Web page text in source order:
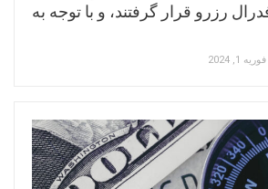
رزرو قرار گرفتند، و با توجه به
فوریه 1, 2024